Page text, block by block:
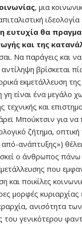
, μια
ευτυχία θα
και της
Να παράγεις και
βρίσκεται
εκμετάλλευση
είναι ένα μεγάλο
τεχνικής και
Μπούκτσιν για να
ζήτημα,
ανάπτυξης»)
ο άνθρωπος
που
ποικίλες
μορφές
ανισότητα
γενικότερου